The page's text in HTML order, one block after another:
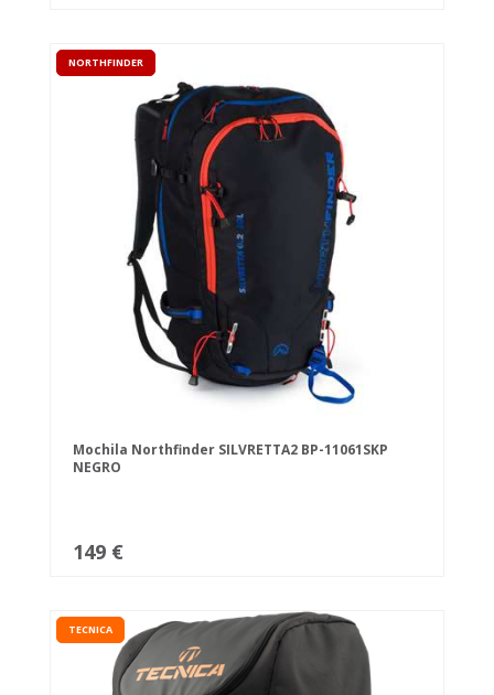
NORTHFINDER
Mochila Northfinder SILVRETTA2 BP-11061SKP
NEGRO
149 €
TECNICA